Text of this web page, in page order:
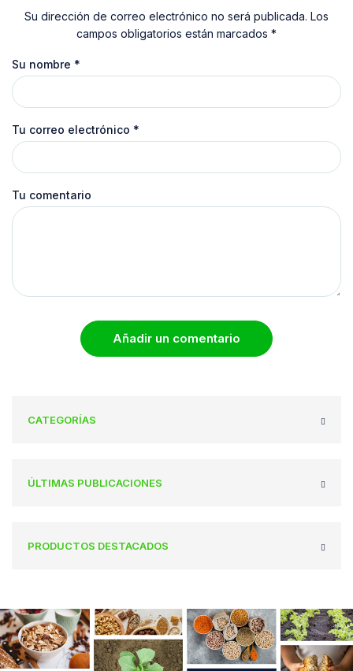
Su dirección de correo electrónico no será publicada. Los
campos obligatorios están marcados *
Su nombre *
Tu correo electrónico *
Tu comentario
Añadir un comentario
CATEGORÍAS
ÚLTIMAS PUBLICACIONES
PRODUCTOS DESTACADOS